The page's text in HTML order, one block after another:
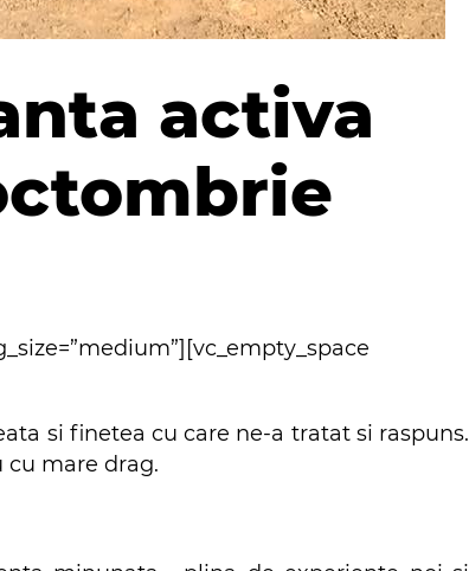
activa
si finetea cu care ne-a tratat si raspuns.
cu mare drag.